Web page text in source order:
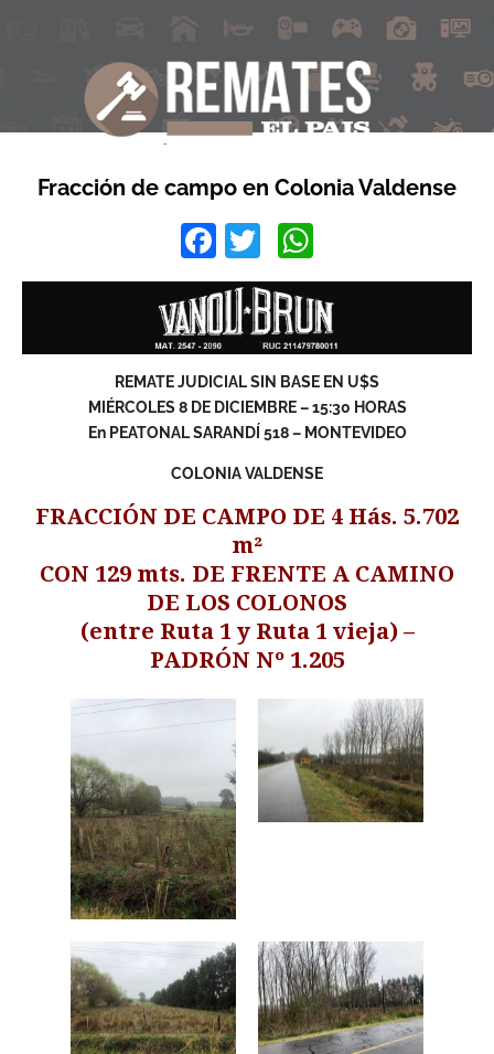
Fracción de campo en Colonia Valdense
Facebook
Twitter
REMATE JUDICIAL SIN BASE EN U$S
MIÉRCOLES 8 DE DICIEMBRE – 15:30 HORAS
En PEATONAL SARANDÍ 518 – MONTEVIDEO
COLONIA VALDENSE
FRACCIÓN DE CAMPO DE 4 Hás. 5.702
m²
CON 129 mts. DE FRENTE A CAMINO
DE LOS COLONOS
(entre Ruta 1 y Ruta 1 vieja) –
PADRÓN Nº 1.205